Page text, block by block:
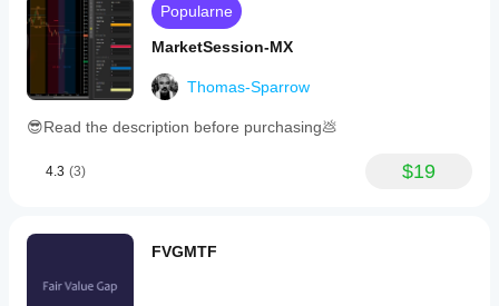
Popularne
MarketSession-MX
Thomas-Sparrow
😎Read the description before purchasing💩
4.3 (3) $19
FVGMTF